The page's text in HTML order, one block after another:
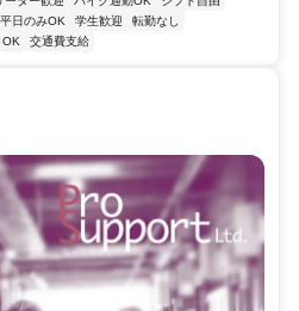
平日のみOK 学生歓迎
転勤なし
OK 交通費支給